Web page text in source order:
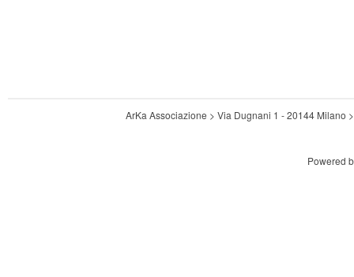
ArKa Associazione > Via Dugnani 1 - 20144 Milano
Powered